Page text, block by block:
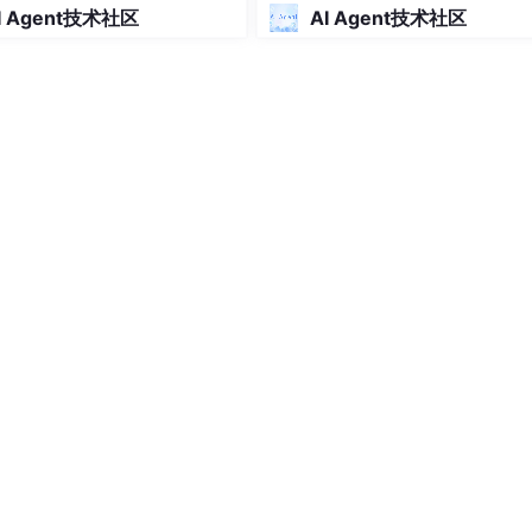
Agent技术社区
AI Agent技术社区